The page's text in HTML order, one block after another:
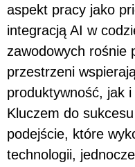
aspekt pracy jako
integracją AI w
zawodowych rośnie
przestrzeni
produktywność, jak
Kluczem do
podejście, które
technologii,